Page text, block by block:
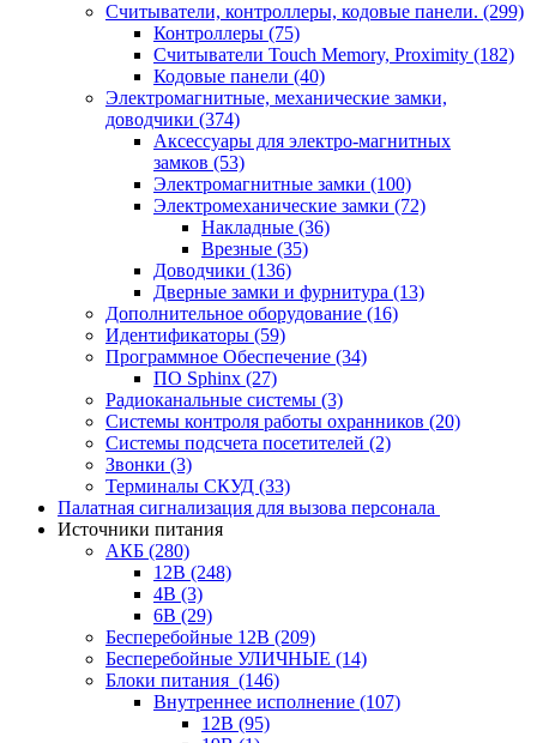
Считыватели, контроллеры, кодовые панели. (299)
Контроллеры (75)
Считыватели Touch Memory, Proximity (182)
Кодовые панели (40)
Электромагнитные, механические замки,
доводчики (374)
Аксессуары для электро-магнитных
замков (53)
Электромагнитные замки (100)
Электромеханические замки (72)
Накладные (36)
Врезные (35)
Доводчики (136)
Дверные замки и фурнитура (13)
Дополнительное оборудование (16)
Идентификаторы (59)
Программное Обеспечение (34)
ПО Sphinx (27)
Радиоканальные системы (3)
Системы контроля работы охранников (20)
Системы подсчета посетителей (2)
Звонки (3)
Терминалы СКУД (33)
Палатная сигнализация для вызова персонала
Источники питания
АКБ (280)
12В (248)
4В (3)
6В (29)
Бесперебойные 12В (209)
Бесперебойные УЛИЧНЫЕ (14)
Блоки питания (146)
Внутреннее исполнение (107)
12В (95)